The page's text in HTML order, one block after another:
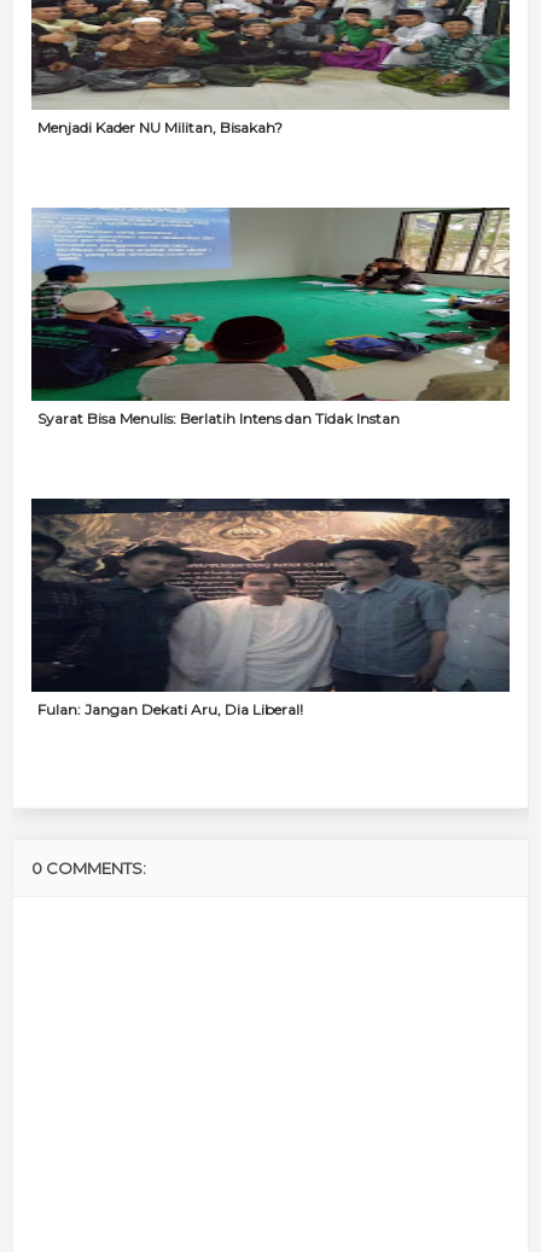
Menjadi Kader NU Militan, Bisakah?
Syarat Bisa Menulis: Berlatih Intens dan Tidak Instan
Fulan: Jangan Dekati Aru, Dia Liberal!
0 COMMENTS: